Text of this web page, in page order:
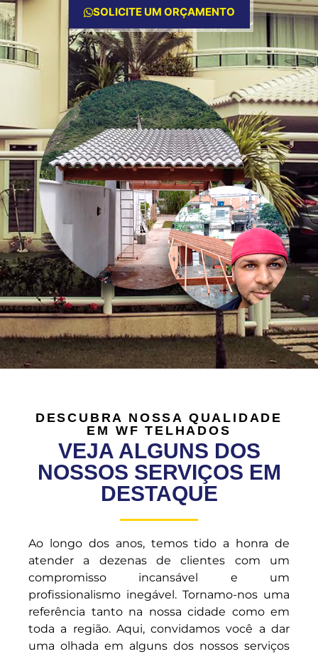
SOLICITE UM ORÇAMENTO
DESCUBRA NOSSA QUALIDADE
EM WF TELHADOS
VEJA ALGUNS DOS
NOSSOS SERVIÇOS EM
DESTAQUE
Ao longo dos anos, temos tido a honra de
atender a dezenas de clientes com um
compromisso incansável e um
profissionalismo inegável. Tornamo-nos uma
referência tanto na nossa cidade como em
toda a região. Aqui, convidamos você a dar
uma olhada em alguns dos nossos serviços